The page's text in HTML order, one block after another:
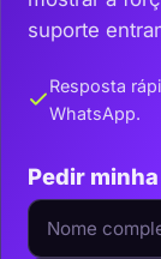
suporte
Resposta
WhatsApp.
Pedir